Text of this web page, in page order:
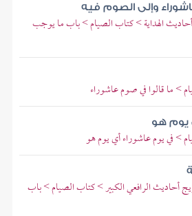
وإلى الصوم فيه
الهداية > كتاب الصيام > باب ما يوجب
> ما قالوا في صوم عاشوراء
يوم هو
> في يوم عاشوراء أي يوم هو
أحاديث الرافعي الكبير > كتاب الصيام > باب